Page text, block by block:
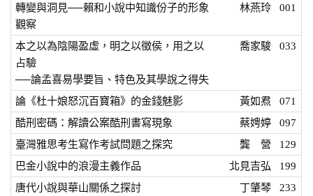
轉變與洞見──賴和小說中知識份子的形象
觀察
林燕玲 001
本之以為陰陽盈虛，明之以徵侯，用之以
占驗
──論孟喜易學要旨、特色及其學說之得失
喬家駿 033
論《杜十娘怒沉百寶箱》的金錢魅影 黃如焄
071
酷刑密碼：解讀公案酷刑書寫現象
蔡娉婷
097
臺灣雅思考生寫作考試問題之探究
龔 營
129
巴金小說中的浪漫主義作品
北見吉弘
199
唐代小說與華山關係之探討
丁肇琴
233